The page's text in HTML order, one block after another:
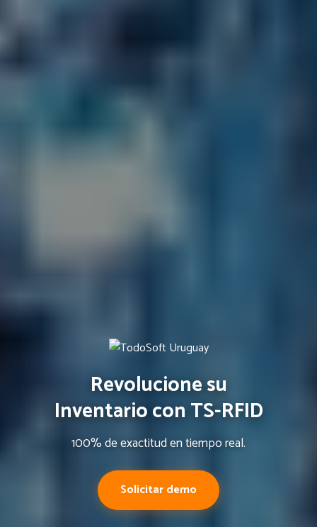
Revolucione su
Inventario con TS-RFID
100% de exactitud en tiempo real.
Solicitar demo